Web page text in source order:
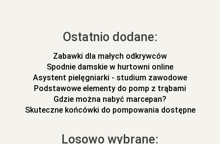
Ostatnio dodane:
Zabawki dla małych odkrywców
Spodnie damskie w hurtowni online
Asystent pielęgniarki - studium zawodowe
Podstawowe elementy do pomp z trąbami
Gdzie można nabyć marcepan?
Skuteczne końcówki do pompowania dostępne
Losowo wybrane: